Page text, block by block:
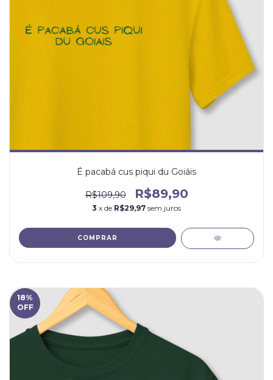
É pacabá cus piqui du Goiáis
R$109,90 R$89,90
3 x de R$29,97 sem juros
COMPRAR
18%
OFF